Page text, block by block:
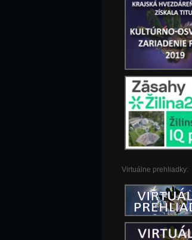
Virtuálne prehliadky: